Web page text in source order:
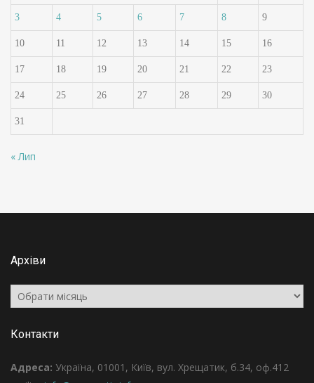
3 4 5 6 7 8 9
10 11 12 13 14 15 16
17 18 19 20 21 22 23
24 25 26 27 28 29 30
31
« Лип
Архіви
Архіви
Контакти
Адреса: Україна, 01001, Київ, вул. Хрещатик, б.34, оф.412